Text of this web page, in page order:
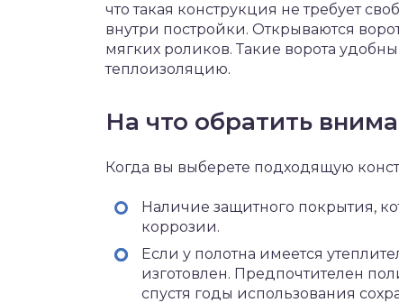
что такая конструкция не требует
внутри постройки. Открываются
мягких роликов. Такие ворота
теплоизоляцию.
На что обратить
Когда вы выберете подходящую
Наличие защитного покрытия,
коррозии.
Если у полотна имеется
изготовлен. Предпочтителен
спустя годы использования